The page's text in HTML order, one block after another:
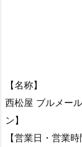
【名称】
西松屋 ブルメー
ン】
【営業日・営業時